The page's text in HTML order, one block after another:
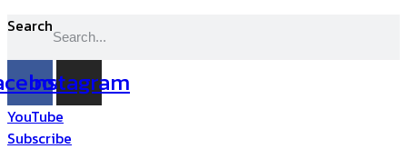
Search
Instagram
YouTube
Subscribe